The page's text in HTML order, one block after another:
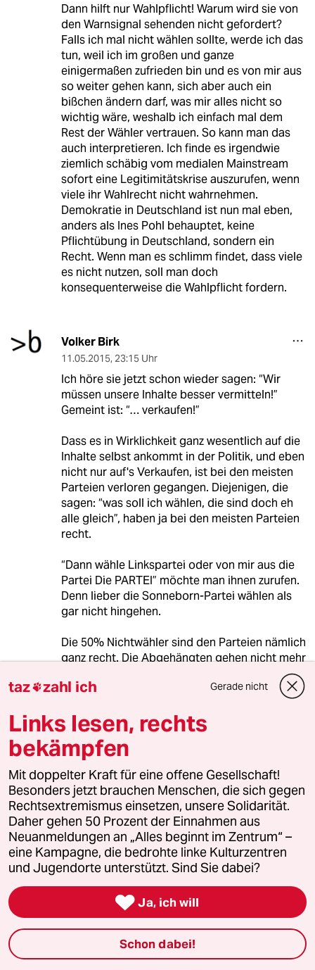
Dann hilft nur Wahlpflicht! Warum wird sie von
den Warnsignal sehenden nicht gefordert?
Falls ich mal nicht wählen sollte, werde ich das
tun, weil ich im großen und ganze
einigermaßen zufrieden bin und es von mir aus
so weiter gehen kann, sich aber auch ein
bißchen ändern darf, was mir alles nicht so
wichtig wäre, weshalb ich einfach mal dem
Rest der Wähler vertrauen. So kann man das
auch interpretieren. Ich finde es irgendwie
ziemlich schäbig vom medialen Mainstream
sofort eine Legitimitätskrise auszurufen, wenn
viele ihr Wahlrecht nicht wahrnehmen.
Demokratie in Deutschland ist nun mal eben,
anders als Ines Pohl behauptet, keine
Pflichtübung in Deutschland, sondern ein
Recht. Wenn man es schlimm findet, dass viele
es nicht nutzen, soll man doch
konsequenterweise die Wahlpflicht fordern.
Volker Birk
11.05.2015, 23:15 Uhr
Ich höre sie jetzt schon wieder sagen: “Wir
müssen unsere Inhalte besser vermitteln!”
Gemeint ist: “… verkaufen!”
Dass es in Wirklichkeit ganz wesentlich auf die
Inhalte selbst ankommt in der Politik, und eben
nicht nur auf's Verkaufen, ist bei den meisten
Parteien verloren gegangen. Diejenigen, die
sagen: “was soll ich wählen, die sind doch eh
alle gleich”, haben ja bei den meisten Parteien
recht.
“Dann wähle Linkspartei oder von mir aus die
Partei Die PARTEI” möchte man ihnen zurufen.
Denn lieber die Sonneborn-Partei wählen als
gar nicht hingehen.
Die 50% Nichtwähler sind den Parteien nämlich
ganz recht. Die Abgehängten gehen nicht mehr
wählen? Um so besser! Dann lasst uns dafür
sorgen, dass sie auch für immer abgehängt
ungeniert…
Chutriella
11.05.2015,22:11 Uhr
Ich kenne A13er-Beamte, die nicht wählen
gehen. Sind die arm, ausgegrenzt oder
unterprivilegiert? Irgend eine Opferschublade
wird sich schon finden.
AK Age Krüger
@Chutriella:
taz zahl ich Gerade nicht
Links lesen, rechts
bekämpfen
Mit doppelter Kraft für eine offene Gesellschaft!
Besonders jetzt brauchen Menschen, die sich gegen
Rechtsextremismus einsetzen, unsere Solidarität.
Daher gehen 50 Prozent der Einnahmen aus
Neuanmeldungen an „Alles beginnt im Zentrum“ –
eine Kampagne, die bedrohte linke Kulturzentren
und Jugendorte unterstützt. Sind Sie dabei?
 Ja, ich will
Schon dabei!